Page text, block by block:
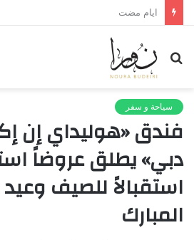
لعنة الذاكرة وذنب النجاة
بحث
عن
سياحة و سفر
فندق «هوليداي إن
دبي» يطلق عروضاً
استقبالاً للصيف
المبارك